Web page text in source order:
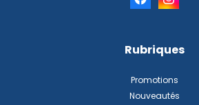
Rubriques
Promotions
Nouveautés